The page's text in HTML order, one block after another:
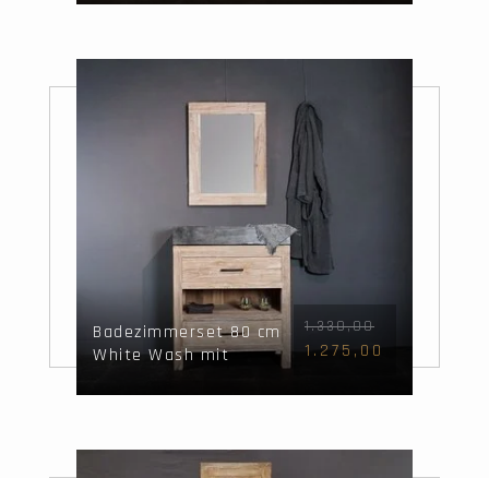
Badezimmerset 80 cm
White Wash mit
Spiegel
1.330,00
1.275,00